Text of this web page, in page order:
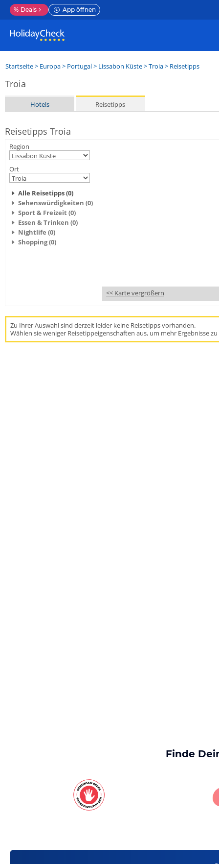
% Deals App öffnen
Startseite> Europa> Portugal> Lissabon Küste>Troia> Reisetipps
Troia
Hotels Reisetipps
Reisetipps Troia
Region
Ort
Alle Reisetipps (0)
Sehenswürdigkeiten (0)
Sport & Freizeit (0)
Essen & Trinken (0)
Nightlife (0)
Shopping (0)
<< Karte vergrößern
Zu Ihrer Auswahl sind derzeit leider keine Reisetipps vorhanden.
Wählen sie weniger Reisetippeigenschaften aus, um mehr Ergebnisse
Finde